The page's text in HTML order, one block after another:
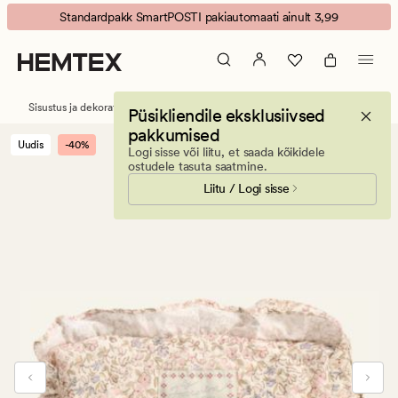
Othilie
pliiatsikarp
mitmevärviline
Animated
banner.
Press
ESCAPE
Standardpakk SmartPOSTI pakiautomaati ainult 3,99
Püsikliendile eksklusiivsed
pakkumised
Logi sisse või liitu, et saada kõikidele
ostudele tasuta saatmine.
Liitu / Logi sisse
Sisustus ja dekoratiivesemed Kontoritarvikud Pliiatsitaskud
Uudis -40%